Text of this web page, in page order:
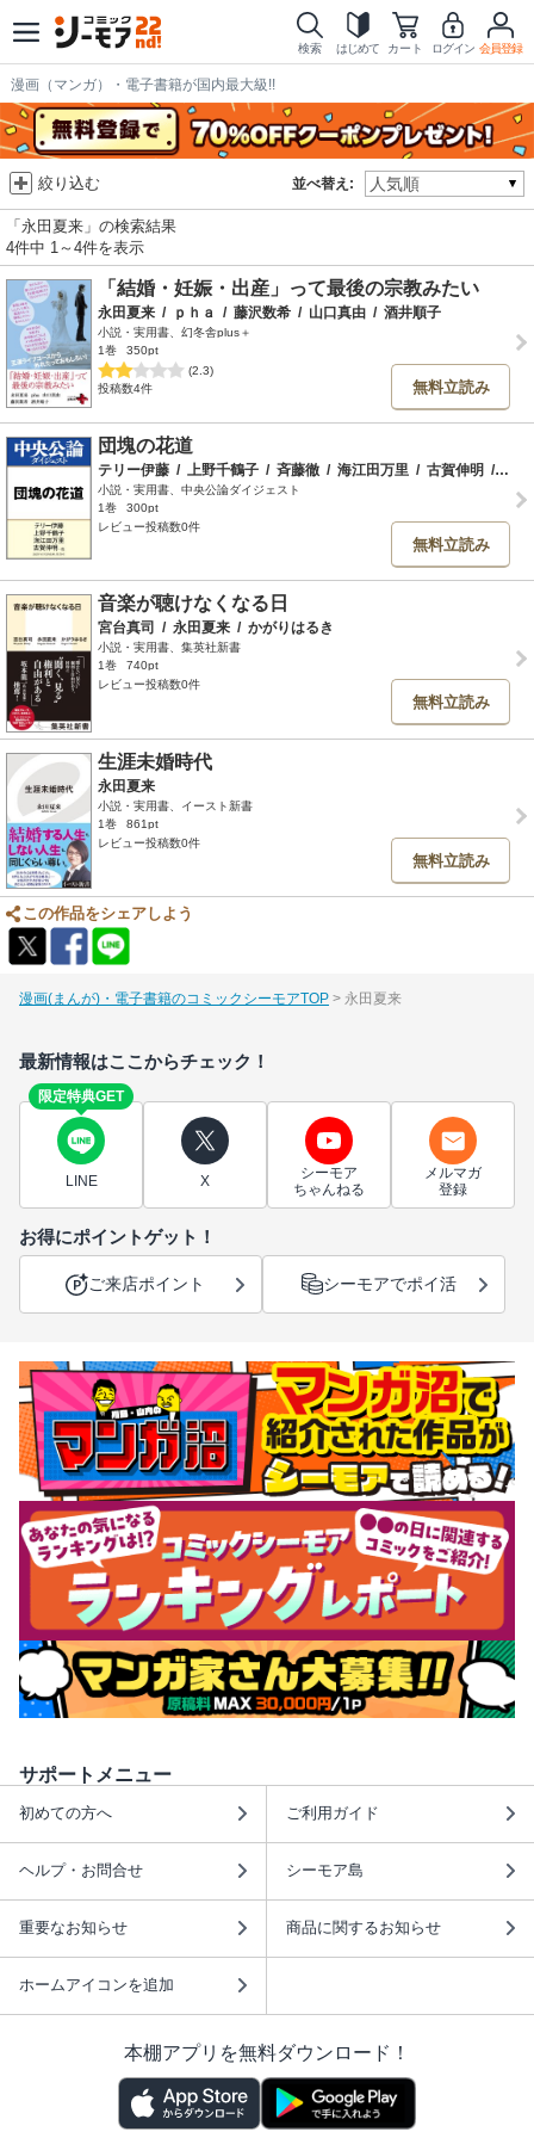
検索 はじめて カート ログイン 会員登録
漫画（マンガ）・電子書籍が国内最大級!!
並べ替え:
絞り込む
「永田夏来」の検索結果
4件中 1～4件を表示
「結婚・妊娠・出産」って最後の宗教みたい
永田夏来 / ｐｈａ / 藤沢数希 / 山口真由 / 酒井順子
小説・実用書、幻冬舎plus＋
1巻
350pt
(2.3)
投稿数4件
無料立読み
団塊の花道
テリー伊藤 / 上野千鶴子 / 斉藤徹 / 海江田万里 / 古賀伸明 / 香
小説・実用書、中央公論ダイジェスト
1巻
300pt
レビュー投稿数0件
無料立読み
音楽が聴けなくなる日
宮台真司 / 永田夏来 / かがりはるき
小説・実用書、集英社新書
1巻
740pt
レビュー投稿数0件
無料立読み
生涯未婚時代
永田夏来
小説・実用書、イースト新書
1巻
861pt
レビュー投稿数0件
無料立読み
この作品をシェアしよう
漫画(まんが)・電子書籍のコミックシーモアTOP 永田夏来
最新情報はここからチェック！
限定特典GET
LINE X
シーモア
ちゃんねる
メルマガ
登録
お得にポイントゲット！
ご来店ポイント シーモアでポイ活
サポートメニュー
初めての方へ ご利用ガイド
ヘルプ・お問合せ シーモア島
重要なお知らせ 商品に関するお知らせ
ホームアイコンを追加
本棚アプリを無料ダウンロード！